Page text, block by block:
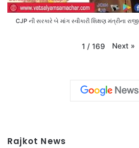
CJP ની સરકારે બે માંગ સ્વીકારી શિક્ષણ મંત્રીના
1 / 169 Next »
Rajkot News